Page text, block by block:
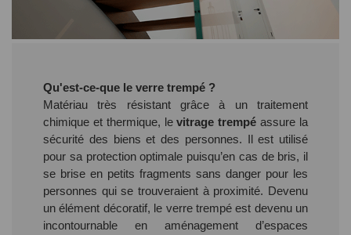
Qu'est-ce-que le verre trempé ?
Matériau très résistant grâce à un traitement
chimique et thermique, levitrage trempé assure la
sécurité des biens et des personnes. Il est utilisé
pour sa protection optimale puisqu’en cas de bris, il
se brise en petits fragments sans danger pour les
personnes qui se trouveraient à proximité. Devenu
un élément décoratif, le verre trempé est devenu un
incontournable en aménagement d’espaces